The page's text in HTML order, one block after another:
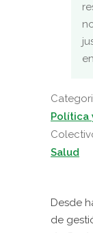
Política
Salud
Desde
de